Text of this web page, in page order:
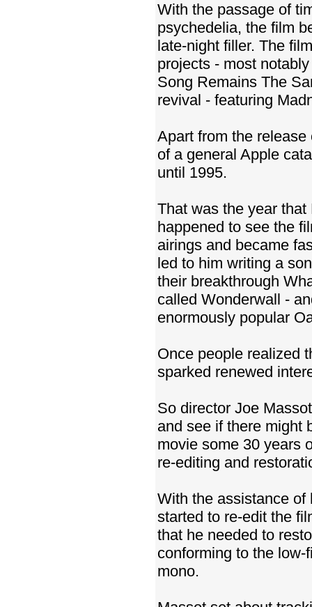
With the passage of
psychedelia, the film
late-night filler. The
projects - most
Song Remains The
revival - featuring
Apart from the release
of a general Apple
until 1995.
That was the year
happened to see the
airings and became
led to him writing a
their breakthrough
called Wonderwall -
enormously popular
Once people realized
sparked renewed
So director Joe
and see if there might
movie some 30 years
re-editing and
With the assistance of
started to re-edit the
that he needed to
conforming to the
mono.